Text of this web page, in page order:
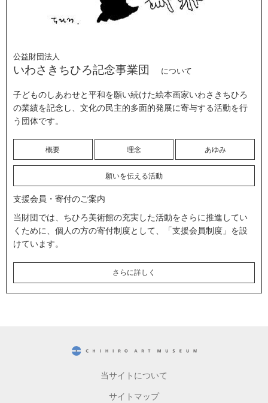
公益財団法人
いわさきちひろ記念事業団 について
子どものしあわせと平和を願い続けた絵本画家いわさきちひろ
の業績を記念し、文化の民主的多面的発展に寄与する活動を行
う団体です。
概要 理念 あゆみ
願いを伝える活動
支援会員・寄付のご案内
当財団では、ちひろ美術館の充実した活動をさらに推進してい
くために、個人の方の寄付制度として、「支援会員制度」を設
けています。
さらに詳しく
当サイトについて
サイトマップ